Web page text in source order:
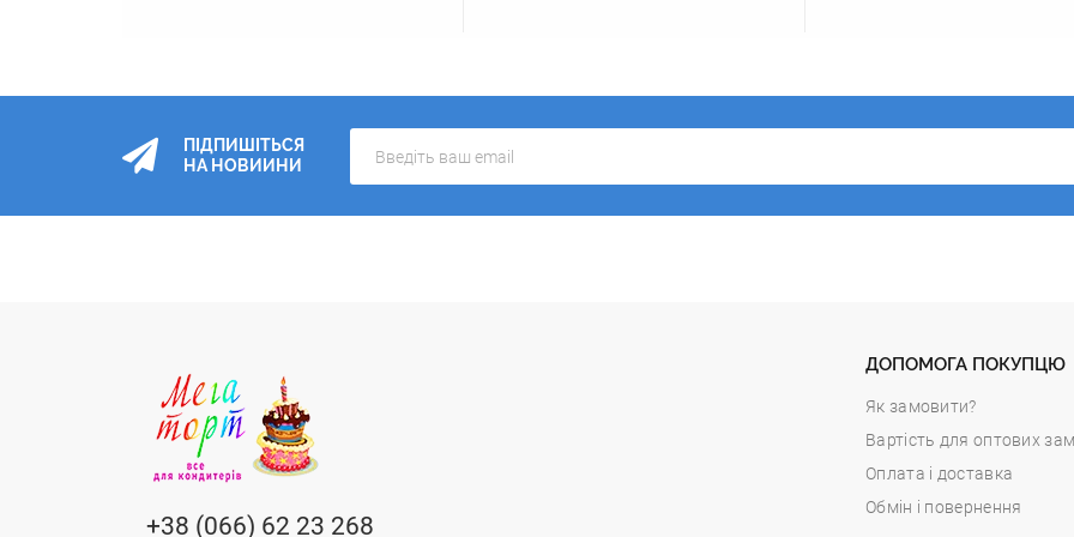
ПІДПИШІТЬСЯ
НА НОВИИНИ
+38 (066) 62 23 268
ДОПОМОГА ПОКУПЦЮ
Як замовити?
Вартість для оптових
Оплата і доставка
Обмін і повернення